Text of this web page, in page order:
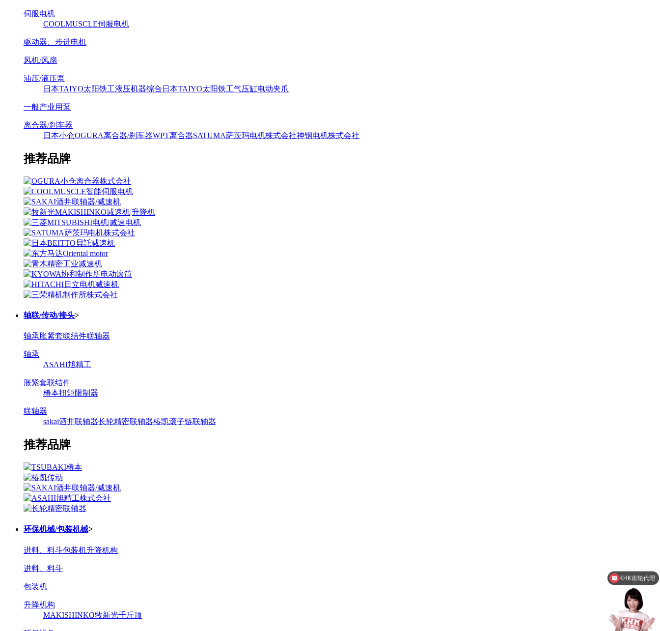
伺服电机
COOLMUSCLE伺服电机
驱动器、步进电机
风机/风扇
油压/液压泵
日本TAIYO太阳铁工液压机器综合 日本TAIYO太阳铁工气压缸电动夹爪
一般产业用泵
离合器/刹车器
日本小仓OGURA离合器/刹车器WPT离合器SATUMA萨茨玛电机株式会社神钢电机株式会社
推荐品牌
轴联/传动/接头>
轴承胀紧套联结件联轴器
轴承
ASAHI旭精工
胀紧套联结件
椿本扭矩限制器
联轴器
sakai酒井联轴器长轮精密联轴器椿凯滚子链联轴器
推荐品牌
环保机械/包装机械>
进料、料斗包装机升降机构
进料、料斗
包装机
升降机构
MAKISHINKO牧新光千斤顶
KHK齿轮代理
小仓离合器咨询